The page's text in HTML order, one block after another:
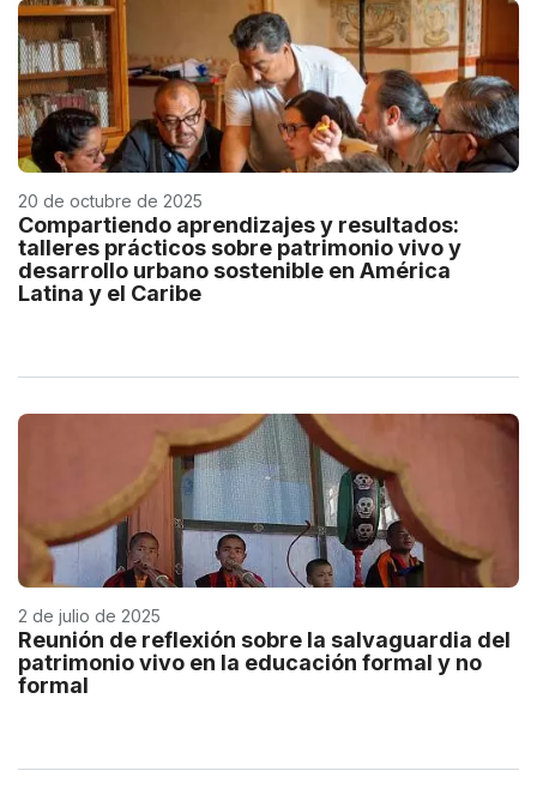
20 de octubre de 2025
Compartiendo aprendizajes y resultados:
talleres prácticos sobre patrimonio vivo y
desarrollo urbano sostenible en América
Latina y el Caribe
2 de julio de 2025
Reunión de reflexión sobre la salvaguardia del
patrimonio vivo en la educación formal y no
formal